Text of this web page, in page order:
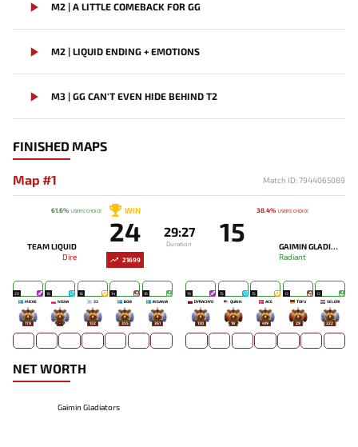
M2 | A LITTLE COMEBACK FOR GG
M2 | LIQUID ENDING + EMOTIONS
M3 | GG CAN'T EVEN HIDE BEHIND T2
M3 | GG THOUGHT THEY HAVE CHANCES
LIQUID WINNING TI 13
LIQUID AND AEGIS
FINISHED MAPS
Map #1 Match ID: 7944065089
61.6% USERS' CHOICE
21699
TEAM LIQUID
Dire
WIN
24 29:27
Duration 15
GAIMIN GLADIATORS
Radiant
38.4% USERS' CHOICE
20
MICKE
178
18
NISHA
-
16
33
132
14
BOXI
355
16
INSANIA
361
19
DYRACHYO
130
15
QUINN
18
15
ACE
419
13
TOFU
29
13
SELERI
222
NET WORTH
Gaimin Gladiators